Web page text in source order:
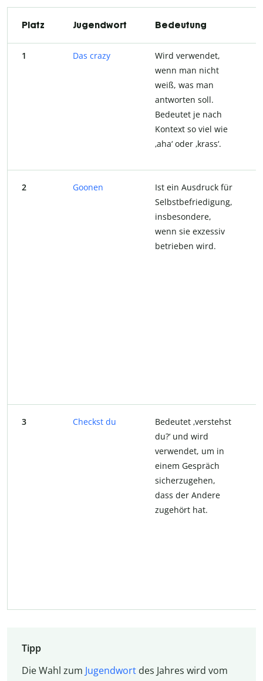
Platz Jugendwort Bedeutung
1 Das crazy
Wird verwendet,
wenn man nicht
weiß, was man
antworten soll.
Bedeutet je nach
Kontext so viel wie
‚aha‘ oder ‚krass‘.
2 Goonen
Ist ein Ausdruck für
Selbstbefriedigung,
insbesondere,
wenn sie exzessiv
betrieben wird.
3 Checkst du
Bedeutet ‚verstehst
du?‘ und wird
verwendet, um in
einem Gespräch
sicherzugehen,
dass der Andere
zugehört hat.
Tipp
Die Wahl zum Jugendwortdes Jahres wird vom